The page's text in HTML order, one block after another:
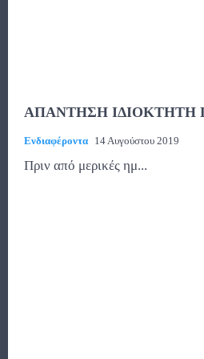
ΑΠΑΝΤΗΣΗ ΙΔΙΟΚΤΗΤΗ
Ενδιαφέροντα 14 Αυγούστου 2019
Πριν από μερικές ημ...